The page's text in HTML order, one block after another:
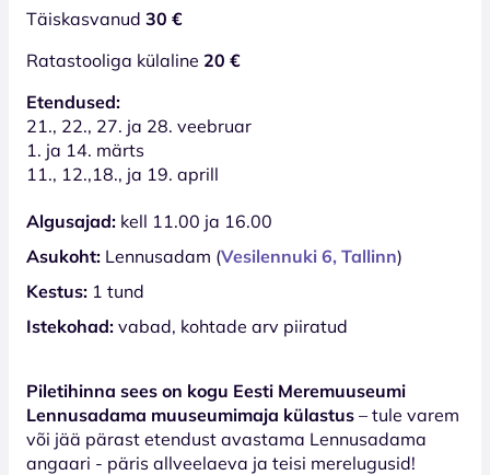
Täiskasvanud 30 €
Ratastooliga külaline 20 €
Etendused:
21., 22., 27. ja 28. veebruar
1. ja 14. märts
11., 12.,18., ja 19. aprill
Algusajad: kell 11.00 ja 16.00
Asukoht: Lennusadam (Vesilennuki 6, Tallinn)
Kestus: 1 tund
Istekohad: vabad, kohtade arv piiratud
Piletihinna sees on kogu Eesti Meremuuseumi
Lennusadama muuseumimaja külastus – tule varem
või jää pärast etendust avastama Lennusadama
angaari - päris allveelaeva ja teisi merelugusid!